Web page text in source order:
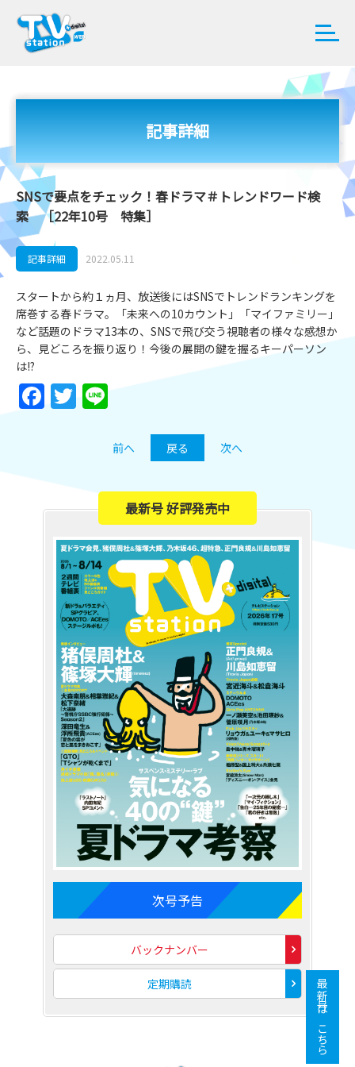
記事詳細
SNSで要点をチェック！春ドラマ＃トレンドワード検
索 ［22年10号 特集］
記事詳細 2022.05.11
スタートから約１ヵ月、放送後にはSNSでトレンドランキングを
席巻する春ドラマ。「未来への10カウント」「マイファミリー」
など話題のドラマ13本の、SNSで飛び交う視聴者の様々な感想か
ら、見どころを振り返り！今後の展開の鍵を握るキーパーソン
は!?
Facebook
Twitter
前へ 戻る 次へ
最新号 好評発売中
次号予告
バックナンバー
定期購読 最新号はこちら